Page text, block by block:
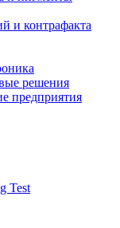
и контрафакта
решения
предприятия
Test